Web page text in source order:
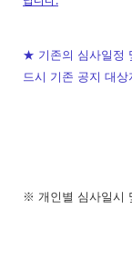
★ 기존의 심사일정
드시 기존 공지 대
※ 개인별 심사일시